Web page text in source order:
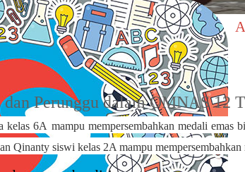
Perunggu dalam OMNAS 12
kelas 6A mampu mempersembahkan medali emas
Qinanty siswi kelas 2A mampu